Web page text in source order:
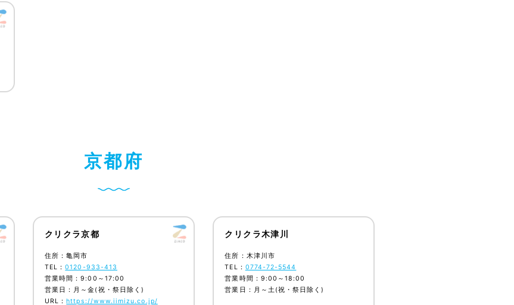
京都府
クリクラ京都
住所：亀岡市
TEL：0120-933-413
営業時間：9:00～17:00
営業日：月～金(祝・祭日除く)
URL： https://www.iimizu.co.jp/
クリクラ木津川
住所：木津川市
TEL： 0774-72-5544
営業時間：9:00～18:00
営業日：月～土(祝・祭日除く)